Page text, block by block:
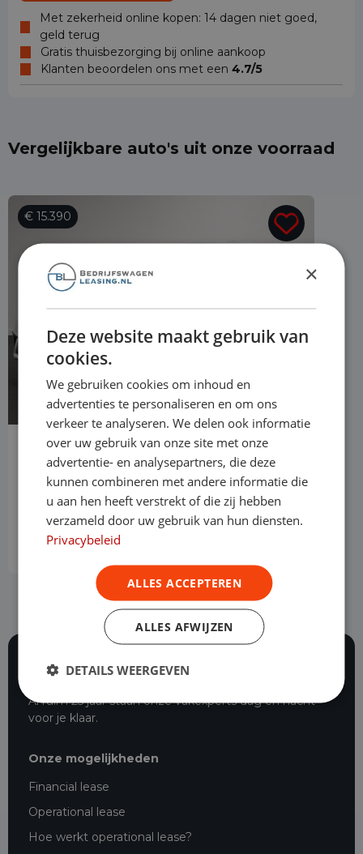
Met zekerheid online kopen: 14 dagen niet goed,
geld terug
Gratis thuisbezorging bij online aankoop
Klanten beoordelen ons met een 4.7/5
Vergelijkbare auto's uit onze voorraad
€ 15.390
SEAT Ibiza
1.0 TSI 110pk DSG FR
Automaat 93.471 km
2021
Geldrop
Operational lease
Al ruim 25 jaar staan onze vakexperts dag en nacht
voor je klaar.
Onze mogelijkheden
Financial lease
Operational lease
Hoe werkt operational lease?
×
Deze website maakt gebruik van
cookies.
We gebruiken cookies om inhoud en
advertenties te personaliseren en om ons
verkeer te analyseren. We delen ook informatie
over uw gebruik van onze site met onze
advertentie- en analysepartners, die deze
kunnen combineren met andere informatie die
u aan hen heeft verstrekt of die zij hebben
verzameld door uw gebruik van hun diensten.
Privacybeleid
ALLES ACCEPTEREN
ALLES AFWIJZEN
DETAILS WEERGEVEN